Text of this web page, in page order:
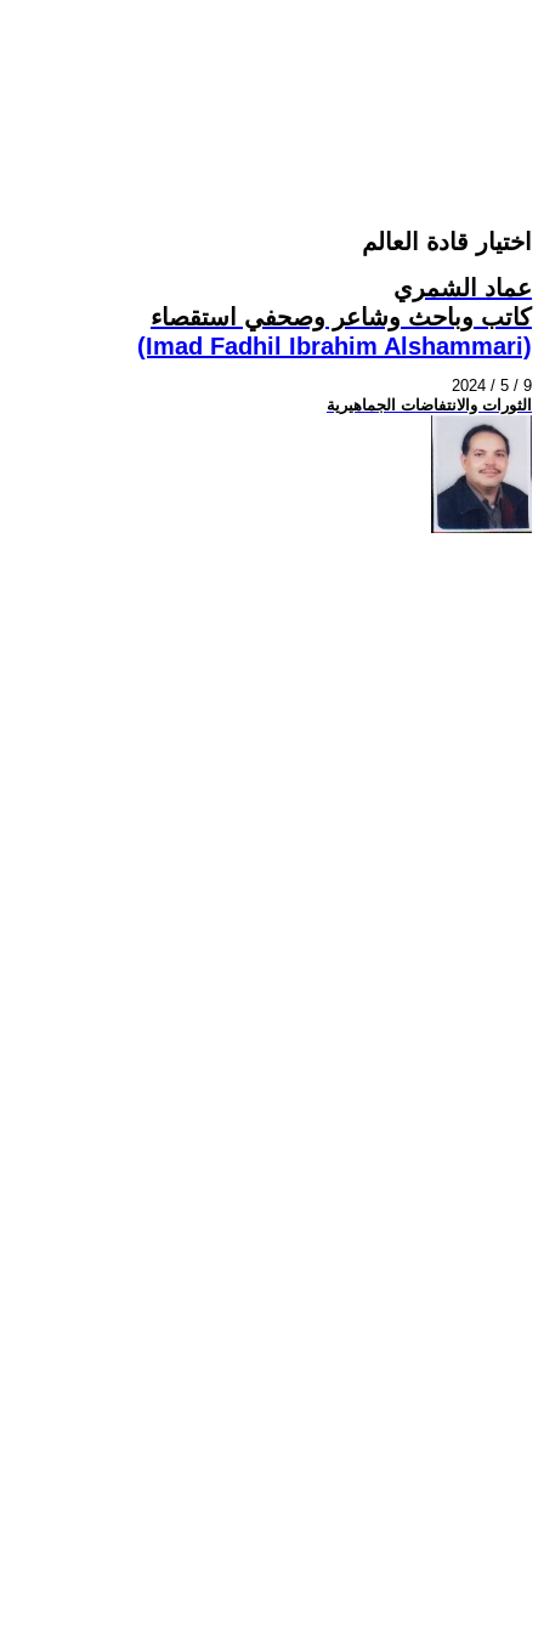
اختيار قادة العالم
عماد الشمري
كاتب وباحث وشاعر وصحفي استقصاء
(Imad Fadhil Ibrahim Alshammari)
2024 / 5 / 9
الثورات والانتفاضات الجماهيرية